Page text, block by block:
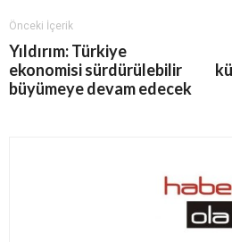
Önceki İçerik
Yıldırım: Türkiye
ekonomisi sürdürülebilir
büyümeye devam edecek